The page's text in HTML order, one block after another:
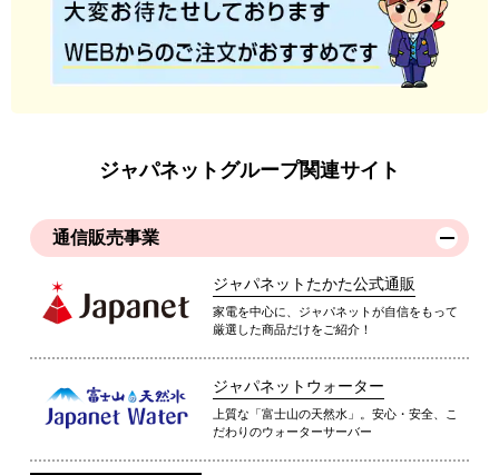
ジャパネットグループ関連サイト
通信販売事業
ジャパネットたかた公式通販
家電を中心に、ジャパネットが自信をもって
厳選した商品だけをご紹介！
ジャパネットウォーター
上質な「富士山の天然水」。安心・安全、こ
だわりのウォーターサーバー